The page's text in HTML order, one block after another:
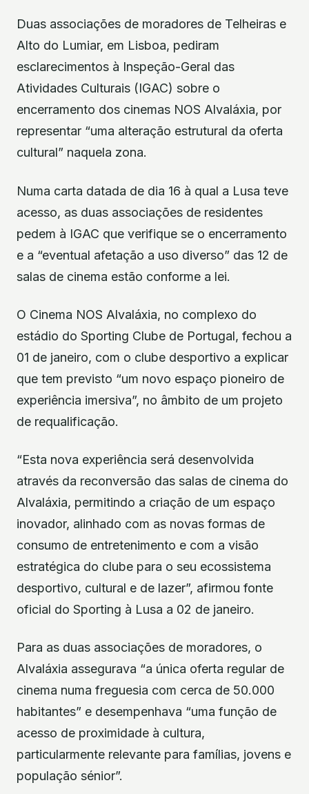
Duas associações de moradores de Telheiras e
Alto do Lumiar, em Lisboa, pediram
esclarecimentos à Inspeção-Geral das
Atividades Culturais (IGAC) sobre o
encerramento dos cinemas NOS Alvaláxia, por
representar “uma alteração estrutural da oferta
cultural” naquela zona.
Numa carta datada de dia 16 à qual a Lusa teve
acesso, as duas associações de residentes
pedem à IGAC que verifique se o encerramento
e a “eventual afetação a uso diverso” das 12 de
salas de cinema estão conforme a lei.
O Cinema NOS Alvaláxia, no complexo do
estádio do Sporting Clube de Portugal, fechou a
01 de janeiro, com o clube desportivo a explicar
que tem previsto “um novo espaço pioneiro de
experiência imersiva”, no âmbito de um projeto
de requalificação.
“Esta nova experiência será desenvolvida
através da reconversão das salas de cinema do
Alvaláxia, permitindo a criação de um espaço
inovador, alinhado com as novas formas de
consumo de entretenimento e com a visão
estratégica do clube para o seu ecossistema
desportivo, cultural e de lazer”, afirmou fonte
oficial do Sporting à Lusa a 02 de janeiro.
Para as duas associações de moradores, o
Alvaláxia assegurava “a única oferta regular de
cinema numa freguesia com cerca de 50.000
habitantes” e desempenhava “uma função de
acesso de proximidade à cultura,
particularmente relevante para famílias, jovens e
população sénior”.